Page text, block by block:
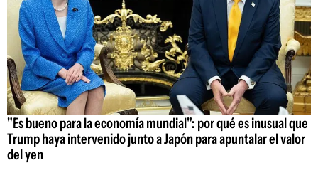
"Es bueno para la economía mundial": por qué es inusual que
Trump haya intervenido junto a Japón para apuntalar el valor
del yen